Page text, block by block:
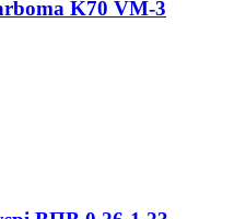
K70 VM-3